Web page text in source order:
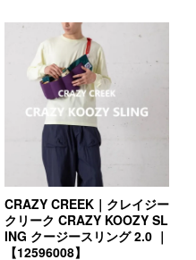
CRAZY CREEK｜クレイジー
クリーク CRAZY KOOZY SL
ING クージースリング 2.0 ｜
【12596008】